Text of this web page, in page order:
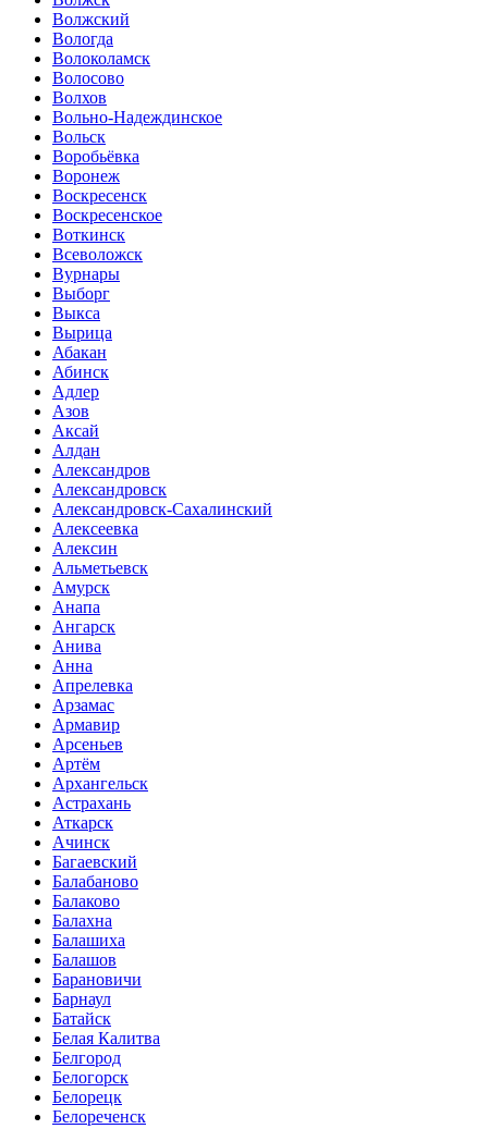
Волжский
Вологда
Волоколамск
Волосово
Волхов
Вольно-Надеждинское
Вольск
Воробьёвка
Воронеж
Воскресенск
Воскресенское
Воткинск
Всеволожск
Вурнары
Выборг
Выкса
Вырица
Абакан
Абинск
Адлер
Азов
Аксай
Алдан
Александров
Александровск
Александровск-Сахалинский
Алексеевка
Алексин
Альметьевск
Амурск
Анапа
Ангарск
Анива
Анна
Апрелевка
Арзамас
Армавир
Арсеньев
Артём
Архангельск
Астрахань
Аткарск
Ачинск
Багаевский
Балабаново
Балаково
Балахна
Балашиха
Балашов
Барановичи
Барнаул
Батайск
Белая Калитва
Белгород
Белогорск
Белорецк
Белореченск